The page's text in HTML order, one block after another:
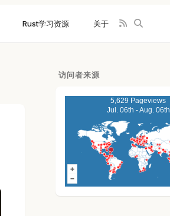
Rust学习资源 关于
访问者来源
5,629 Pageviews
Jul. 06th - Aug. 06th